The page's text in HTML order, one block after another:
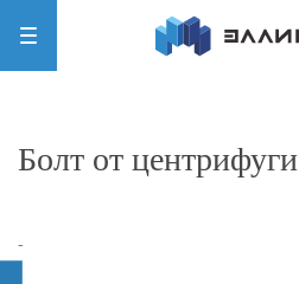
Болт от центрифуги
-